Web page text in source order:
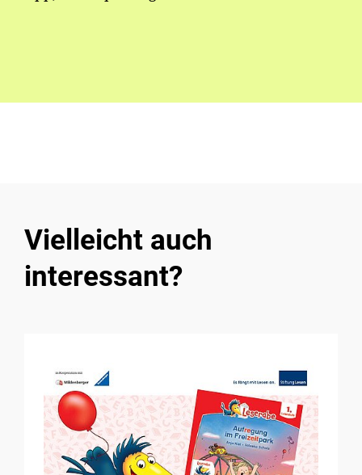
Vielleicht auch
interessant?